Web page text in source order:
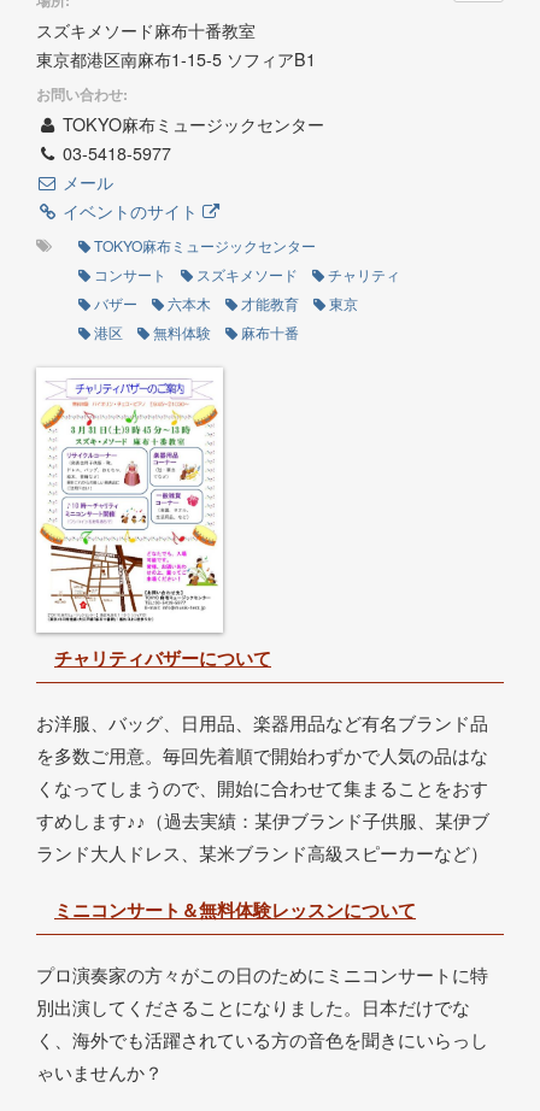
スズキメソード麻布十番教室
東京都港区南麻布1-15-5 ソフィアB1
お問い合わせ:
TOKYO麻布ミュージックセンター
03-5418-5977
メール
イベントのサイト
TOKYO麻布ミュージックセンター
コンサート
スズキメソード
チャリティ
バザー
六本木 才能教育
東京
港区
無料体験 麻布十番
チャリティバザーについて
お洋服、バッグ、日用品、楽器用品など有名ブランド品
を多数ご用意。毎回先着順で開始わずかで人気の品はな
くなってしまうので、開始に合わせて集まることをおす
すめします♪♪（過去実績：某伊ブランド子供服、某伊ブ
ランド大人ドレス、某米ブランド高級スピーカーなど）
ミニコンサート＆無料体験レッスンについて
プロ演奏家の方々がこの日のためにミニコンサートに特
別出演してくださることになりました。日本だけでな
く、海外でも活躍されている方の音色を聞きにいらっし
ゃいませんか？